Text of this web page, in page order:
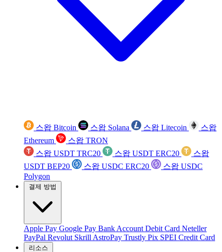
스왑 Bitcoin 스왑 Solana 스왑 Litecoin
스왑
Ethereum
스왑 TRON
스왑 USDT TRC20
스왑 USDT ERC20
스왑
USDT BEP20
스왑 USDC ERC20
스왑 USDC
Polygon
결제 방법
Apple Pay Google Pay Bank Account Debit Card Neteller
PayPal Revolut Skrill AstroPay Trustly Pix SPEI Credit Card
리소스